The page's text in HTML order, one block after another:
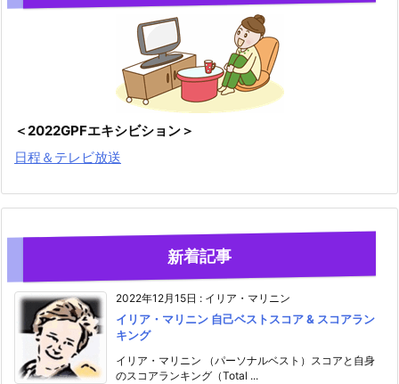
＜2022GPFエキシビション＞
日程＆テレビ放送
新着記事
2022年12月15日 : イリア・マリニン
イリア・マリニン 自己ベストスコア & スコアラン
キング
イリア・マリニン （パーソナルベスト）スコアと自身
のスコアランキング（Total ...